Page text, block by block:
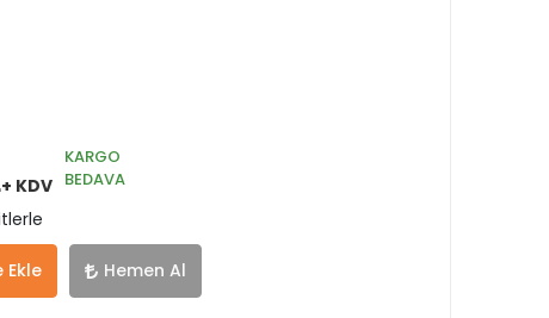
+ KDV
KARGO
BEDAVA
Ekle Hemen Al